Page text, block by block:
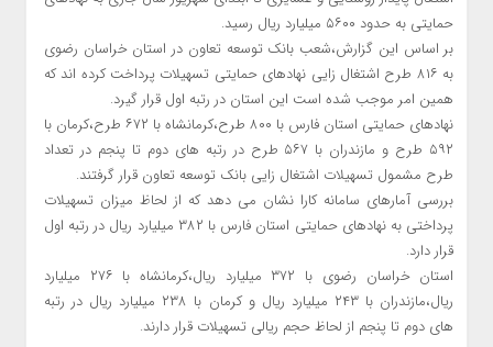
حمایتی به حدود ۵۶۰۰ میلیارد ریال رسید.
بر اساس این گزارش،شعب بانک توسعه تعاون در استان خراسان رضوی
به ۸۱۶ طرح اشتغال زایی نهادهای حمایتی تسهیلات پرداخت کرده اند که
همین امر موجب شده است این استان در رتبه اول قرار گیرد.
نهادهای حمایتی استان فارس با ۸۰۰ طرح،کرمانشاه با ۶۷۲ طرح،کرمان با
۵۹۲ طرح و مازندران با ۵۶۷ طرح در رتبه های دوم تا پنجم در تعداد
طرح مشمول تسهیلات اشتغال زایی بانک توسعه تعاون قرار گرفتند.
بررسی آمارهای سامانه کارا نشان می دهد که از لحاظ میزان تسهیلات
پرداختی به نهادهای حمایتی استان فارس با ۳۸۲ میلیارد ریال در رتبه اول
قرار دارد.
استان خراسان رضوی با ۳۷۲ میلیارد ریال،کرمانشاه با ۲۷۶ میلیارد
ریال،مازندران با ۲۴۳ میلیارد ریال و کرمان با ۲۳۸ میلیارد ریال در رتبه
های دوم تا پنجم از لحاظ حجم ریالی تسهیلات قرار دارند.